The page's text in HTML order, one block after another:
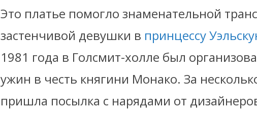
Это платье помогло знаменательной
застенчивой девушки в принцессу
1981 года в Голсмит-холле был
ужин в честь княгини Монако. За
пришла посылка с нарядами от